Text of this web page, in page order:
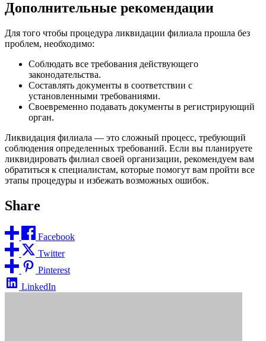
Дополнительные рекомендации
Для того чтобы процедура ликвидации филиала прошла без
проблем, необходимо:
Соблюдать все требования действующего
законодательства.
Составлять документы в соответствии с
установленными требованиями.
Своевременно подавать документы в регистрирующий
орган.
Ликвидация филиала — это сложный процесс, требующий
соблюдения определенных требований. Если вы планируете
ликвидировать филиал своей организации, рекомендуем вам
обратиться к специалистам, которые помогут вам пройти все
этапы процедуры и избежать возможных ошибок.
Share
Facebook
Twitter
Pinterest
LinkedIn